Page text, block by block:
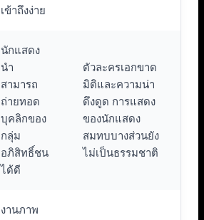
เข้าถึงง่าย
นักแสดง
นำ
สามารถ
ถ่ายทอด
บุคลิกของ
กลุ่ม
อภิสิทธิ์ชน
ได้ดี
ตัวละครเอกขาด
มิติและความน่า
ดึงดูด การแสดง
ของนักแสดง
สมทบบางส่วนยัง
ไม่เป็นธรรมชาติ
งานภาพ